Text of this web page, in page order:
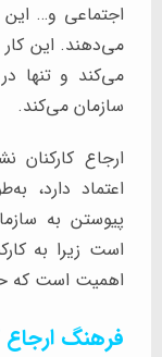
اجتماعی و…
می‌دهند. این کار
می‌کند و تنها
سازمان می‌کند.
ارجاع
اعتماد دارد،
پیوستن به
است زیرا به
اهمیت است که
فرهنگ ارجاع